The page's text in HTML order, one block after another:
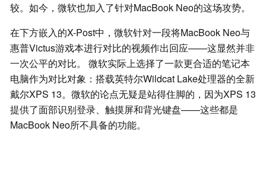
较。如今，微软也加入了针对MacBook Neo的这场攻势。
在下方嵌入的X-Post中，微软针对一段将MacBook Neo与
惠普Victus游戏本进行对比的视频作出回应——这显然并非
一次公平的对比。 微软实际上选择了一款更合适的笔记本
电脑作为对比对象：搭载英特尔Wildcat Lake处理器的全新
戴尔XPS 13。微软的论点无疑是站得住脚的，因为XPS 13
提供了面部识别登录、触摸屏和背光键盘——这些都是
MacBook Neo所不具备的功能。